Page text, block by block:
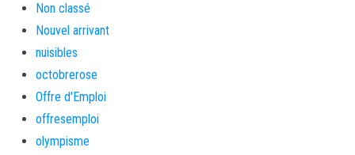
Non classé
Nouvel arrivant
nuisibles
octobrerose
Offre d'Emploi
offresemploi
olympisme